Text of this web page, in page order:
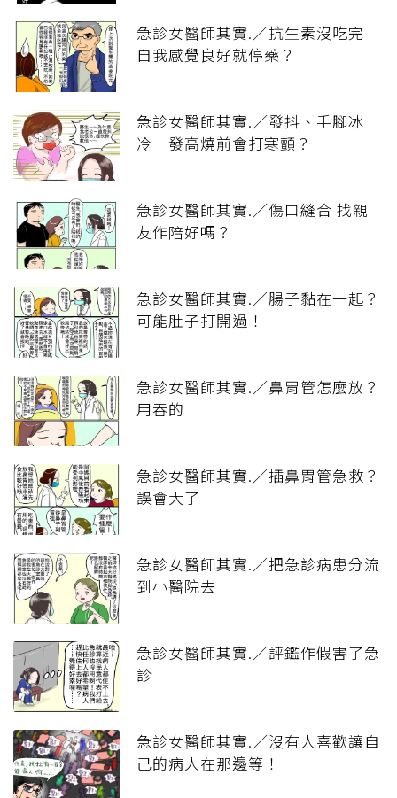
急診女醫師其實.／抗生素沒吃完
自我感覺良好就停藥？
急診女醫師其實.／發抖、手腳冰
冷 發高燒前會打寒顫？
急診女醫師其實.／傷口縫合 找親
友作陪好嗎？
急診女醫師其實.／腸子黏在一起？
可能肚子打開過！
急診女醫師其實.／鼻胃管怎麼放？
用吞的
急診女醫師其實.／插鼻胃管急救？
誤會大了
急診女醫師其實.／把急診病患分流
到小醫院去
急診女醫師其實.／評鑑作假害了急
診
急診女醫師其實.／沒有人喜歡讓自
己的病人在那邊等！